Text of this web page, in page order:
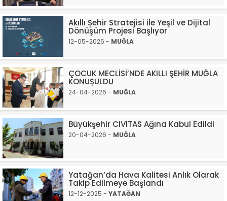
Akıllı Şehir Stratejisi ile Yeşil ve Dijital
Dönüşüm Projesi Başlıyor
12-05-2026 - MUĞLA
ÇOCUK MECLİSİ’NDE AKILLI ŞEHİR MUĞLA
KONUŞULDU
24-04-2026 - MUĞLA
Büyükşehir CIVITAS Ağına Kabul Edildi
20-04-2026 - MUĞLA
Yatağan’da Hava Kalitesi Anlık Olarak
Takip Edilmeye Başlandı
12-12-2025 - YATAĞAN